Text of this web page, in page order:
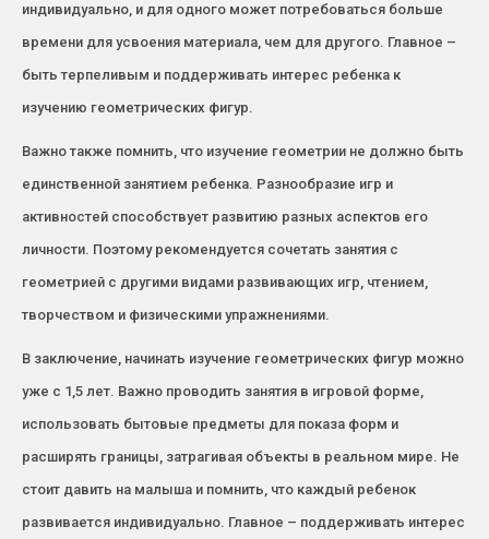
индивидуально, и для одного может потребоваться больше
времени для усвоения материала, чем для другого. Главное –
быть терпеливым и поддерживать интерес ребенка к
изучению геометрических фигур.
Важно также помнить, что изучение геометрии не должно быть
единственной занятием ребенка. Разнообразие игр и
активностей способствует развитию разных аспектов его
личности. Поэтому рекомендуется сочетать занятия с
геометрией с другими видами развивающих игр, чтением,
творчеством и физическими упражнениями.
В заключение, начинать изучение геометрических фигур можно
уже с 1,5 лет. Важно проводить занятия в игровой форме,
использовать бытовые предметы для показа форм и
расширять границы, затрагивая объекты в реальном мире. Не
стоит давить на малыша и помнить, что каждый ребенок
развивается индивидуально. Главное – поддерживать интерес